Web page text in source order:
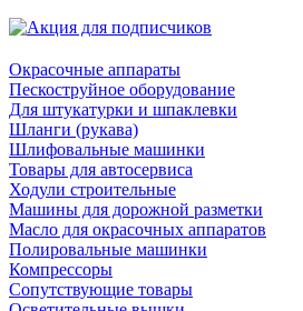
Окрасочные аппараты
Пескоструйное оборудование
Для штукатурки и шпаклевки
Шланги (рукава)
Шлифовальные машинки
Товары для автосервиса
Ходули строительные
Машины для дорожной разметки
Масло для окрасочных аппаратов
Полировальные машинки
Компрессоры
Сопутствующие товары